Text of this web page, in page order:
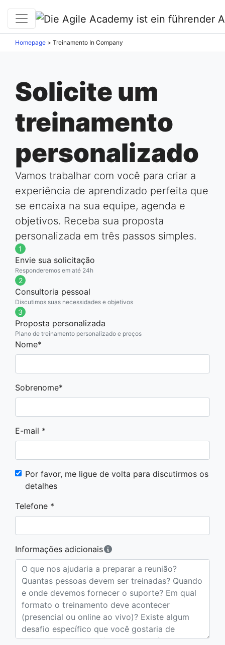
Homepage > Treinamento In Company
Solicite um
treinamento
personalizado
Vamos trabalhar com você para criar a
experiência de aprendizado perfeita que
se encaixa na sua equipe, agenda e
objetivos. Receba sua proposta
personalizada em três passos simples.
1
Envie sua solicitação
Responderemos em até 24h
2
Consultoria pessoal
Discutimos suas necessidades e objetivos
3
Proposta personalizada
Plano de treinamento personalizado e preços
If you
are a
this
Nome*
Sobrenome*
E-mail *
Por favor, me ligue de volta para discutirmos os
detalhes
Telefone *
Informações adicionais